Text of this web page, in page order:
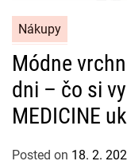
a
e
g
o
Nákupy
Módne
dni – čo si
MEDICINE
Posted on 18. 2.